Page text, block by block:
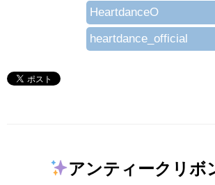
HeartdanceO
heartdance_official
アンティークリボ